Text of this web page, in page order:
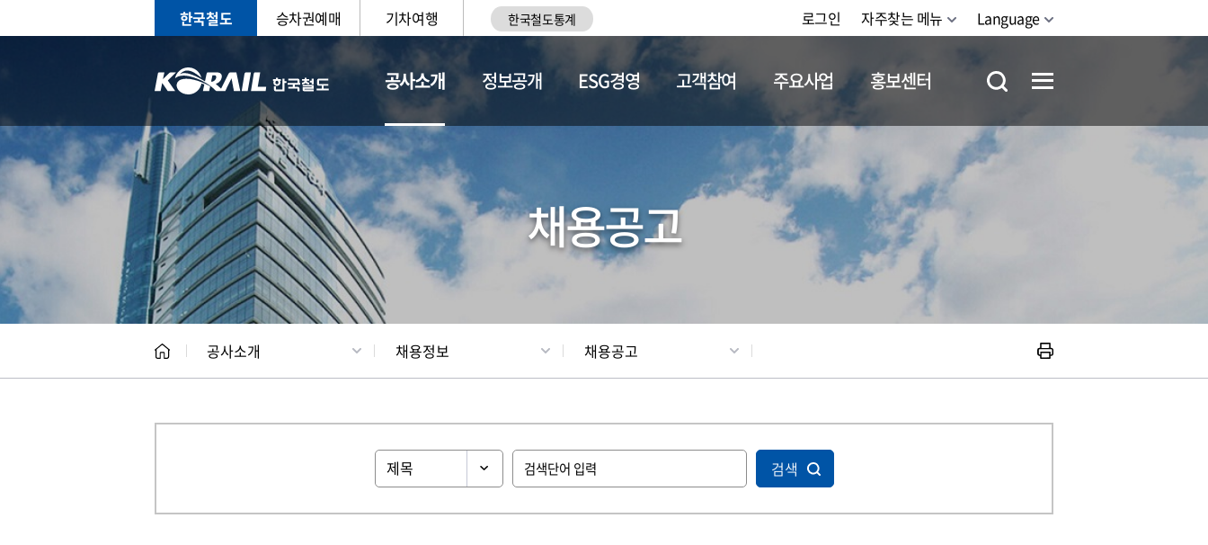
한국철도 승차권예매 기차여행 한국철도통계 로그인 자주찾는 메뉴 Language
공사소개
CEO 일반현황 채용정보
정보공개 ESG경영 고객참여 주요사업 홍보센터
채용공고
공사소개 채용정보 채용공고
검색